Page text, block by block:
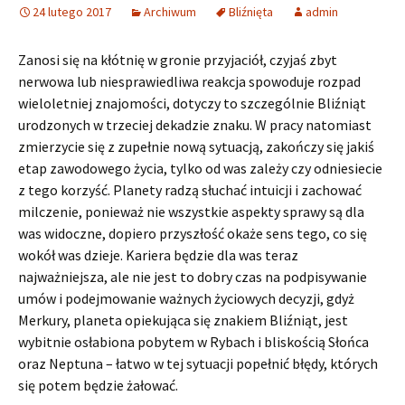
24 lutego 2017 Archiwum Bliźnięta admin
Zanosi się na kłótnię w gronie przyjaciół, czyjaś zbyt
nerwowa lub niesprawiedliwa reakcja spowoduje rozpad
wieloletniej znajomości, dotyczy to szczególnie Bliźniąt
urodzonych w trzeciej dekadzie znaku. W pracy natomiast
zmierzycie się z zupełnie nową sytuacją, zakończy się jakiś
etap zawodowego życia, tylko od was zależy czy odniesiecie
z tego korzyść. Planety radzą słuchać intuicji i zachować
milczenie, ponieważ nie wszystkie aspekty sprawy są dla
was widoczne, dopiero przyszłość okaże sens tego, co się
wokół was dzieje. Kariera będzie dla was teraz
najważniejsza, ale nie jest to dobry czas na podpisywanie
umów i podejmowanie ważnych życiowych decyzji, gdyż
Merkury, planeta opiekująca się znakiem Bliźniąt, jest
wybitnie osłabiona pobytem w Rybach i bliskością Słońca
oraz Neptuna – łatwo w tej sytuacji popełnić błędy, których
się potem będzie żałować.